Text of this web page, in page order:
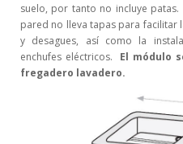
suelo, por tanto no incluye
pared no lleva tapas para facilitar
y desagues, así como la
enchufes eléctricos. El módulo
fregadero lavadero.